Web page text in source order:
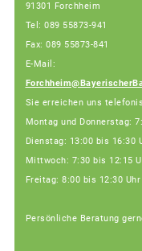
91301 Forchheim
Tel: 089 55873-941
Fax: 089 55873-841
E-Mail:
Sie erreichen uns
Montag und Donnerstag:
Dienstag: 13:00 bis 16:30
Mittwoch: 7:30 bis 12:15
Freitag: 8:00 bis 12:30 Uhr
Persönliche Beratung